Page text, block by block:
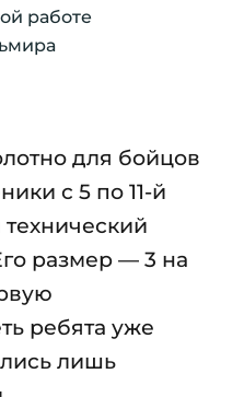
работе
для бойцов
с 5 по 11-й
технический
размер — 3 на
ребята уже
лишь